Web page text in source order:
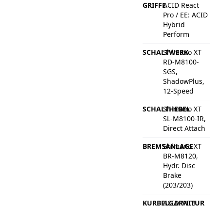
GRIFFEACID React
Pro / EE: ACID
Hybrid
Perform
SCHALTWERK
Shimano XT
RD-M8100-
SGS,
ShadowPlus,
12-Speed
SCHALTHEBEL
Shimano XT
SL-M8100-IR,
Direct Attach
BREMSANLAGE
Shimano XT
BR-M8120,
Hydr. Disc
Brake
(203/203)
KURBELGARNITUR
ACID MTB